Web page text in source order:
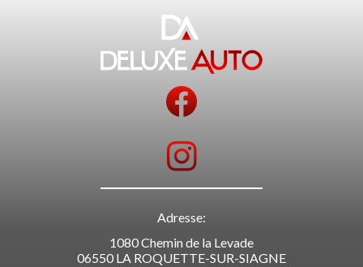
Adresse:
1080 Chemin de la Levade
06550 LA ROQUETTE-SUR-SIAGNE